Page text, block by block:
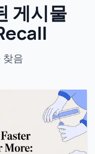
게시물
찾음